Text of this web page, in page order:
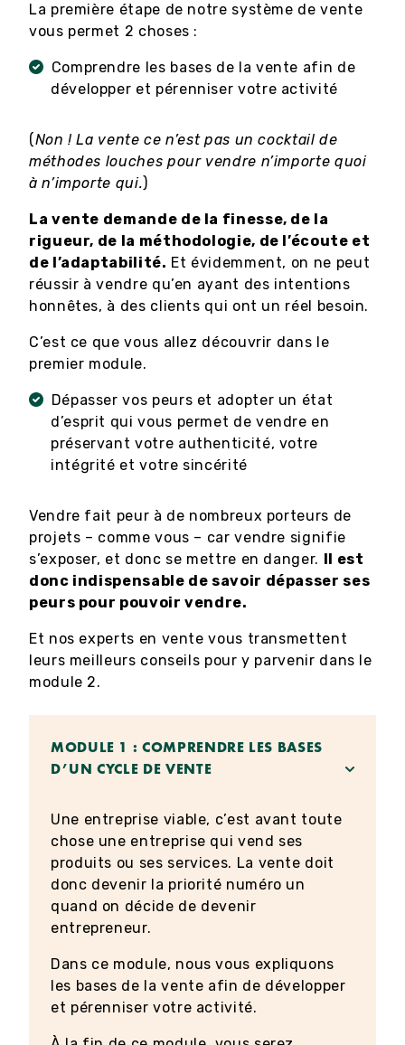
La première étape de notre système de vente
vous permet 2 choses :
Comprendre les bases de la vente afin de
développer et pérenniser votre activité
(Non ! La vente ce n’est pas un cocktail de
méthodes louches pour vendre n’importe quoi
à n’importe qui.)
La vente demande de la finesse, de la
rigueur, de la méthodologie, de l’écoute et
de l’adaptabilité. Et évidemment, on ne peut
réussir à vendre qu’en ayant des intentions
honnêtes, à des clients qui ont un réel besoin.
C’est ce que vous allez découvrir dans le
premier module.
Dépasser vos peurs et adopter un état
d’esprit qui vous permet de vendre en
préservant votre authenticité, votre
intégrité et votre sincérité
Vendre fait peur à de nombreux porteurs de
projets – comme vous – car vendre signifie
s’exposer, et donc se mettre en danger. Il est
donc indispensable de savoir dépasser ses
peurs pour pouvoir vendre.
Et nos experts en vente vous transmettent
leurs meilleurs conseils pour y parvenir dans le
module 2.
MODULE 1 : COMPRENDRE LES BASES
D’UN CYCLE DE VENTE
Une entreprise viable, c’est avant toute
chose une entreprise qui vend ses
produits ou ses services. La vente doit
donc devenir la priorité numéro un
quand on décide de devenir
entrepreneur.
Dans ce module, nous vous expliquons
les bases de la vente afin de développer
et pérenniser votre activité.